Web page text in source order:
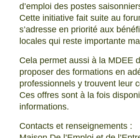
d’emploi des postes
Cette initiative fait suite au
s’adresse en priorité aux
locales qui reste importante
Cela permet aussi à la MDEE
proposer des formations en
professionnels y trouvent leur
Ces offres sont à la fois
informations.
Contacts et renseignements :